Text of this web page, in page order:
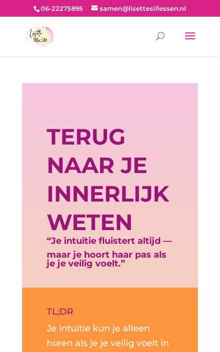
06-22275895 samen@lisettesillessen.nl
TERUG
NAAR JE
INNERLIJK
WETEN
“Je intuïtie fluistert altijd —
maar je hoort haar pas als
je je veilig voelt.”
TL;DR
Je intuïtie kun je alleen
horen als je je veilig voelt in